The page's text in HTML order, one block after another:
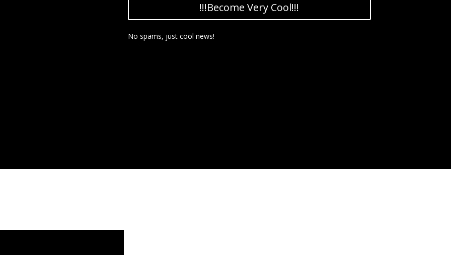
!!!Become Very Cool!!!
No spams, just cool news!